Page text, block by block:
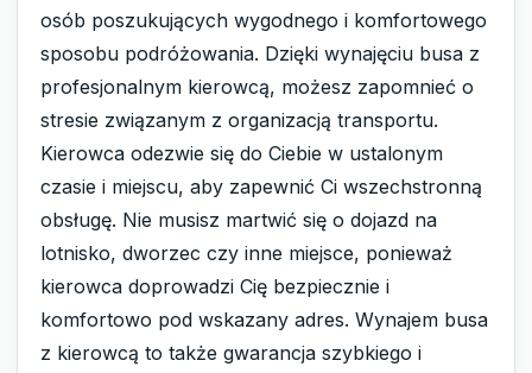
osób poszukujących wygodnego i komfortowego
sposobu podróżowania. Dzięki wynajęciu busa z
profesjonalnym kierowcą, możesz zapomnieć o
stresie związanym z organizacją transportu.
Kierowca odezwie się do Ciebie w ustalonym
czasie i miejscu, aby zapewnić Ci wszechstronną
obsługę. Nie musisz martwić się o dojazd na
lotnisko, dworzec czy inne miejsce, ponieważ
kierowca doprowadzi Cię bezpiecznie i
komfortowo pod wskazany adres. Wynajem busa
z kierowcą to także gwarancja szybkiego i